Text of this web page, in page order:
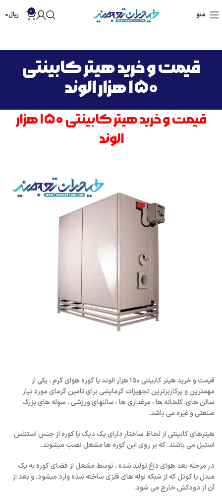
منو 0 ریال0
قیمت و خرید هیتر کابینتی
۱۵۰ هزار الوند
قیمت و خرید هیتر کابینتی ۱۵۰ هزار
الوند
قیمت و خرید هیتر کابینتی ۱۵۰ هزار الوند یا کوره هوای گرم ، یکی از
مهمترین و پرکاربرترین تجهیزات گرمایشی برای تامین گرمای مورد نیاز
سالن های گلخانه ها ، مرغداری ها ، سالنهای ورزشی ، سوله های بزرگ
صنعتی و غیره می باشد.
هیترهای کابینتی از لحاظ ساختار دارای یک دیگ یا کوره از جنس استنلس
استیل می باشند.که بر روی این کوره ها مشعل نصب میشوند.
در مرحله بعد هوای داغ تولید شده ، توسط مشعل از فضای کوره به یک
مبدل یا کوئل که از شبکه لوله های فلزی ساخته شده وارد میشود. و بعد از
آن از دودکش خارج می شود.